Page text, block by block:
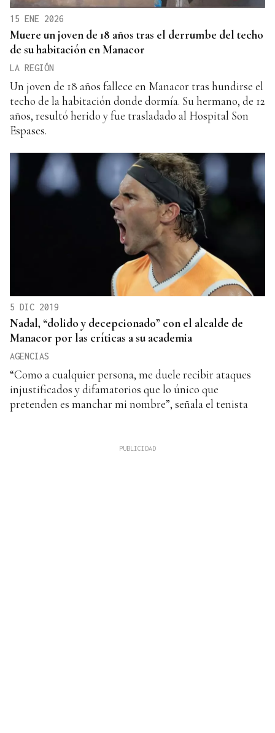
15 ENE 2026
Muere un joven de 18 años tras el derrumbe del techo
de su habitación en Manacor
LA REGIÓN
Un joven de 18 años fallece en Manacor tras hundirse el
techo de la habitación donde dormía. Su hermano, de 12
años, resultó herido y fue trasladado al Hospital Son
Espases.
5 DIC 2019
Nadal, “dolido y decepcionado” con el alcalde de
Manacor por las críticas a su academia
AGENCIAS
“Como a cualquier persona, me duele recibir ataques
injustificados y difamatorios que lo único que
pretenden es manchar mi nombre”, señala el tenista